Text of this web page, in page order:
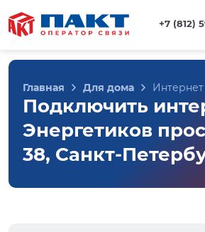
+7 (812)
Главная Для дома Интернет
Подключить
Энергетиков
38, Санкт-